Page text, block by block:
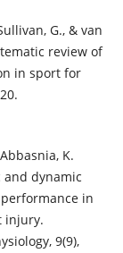
G., & van
review of
in sport for
K.
and dynamic
in
injury.
9(9),